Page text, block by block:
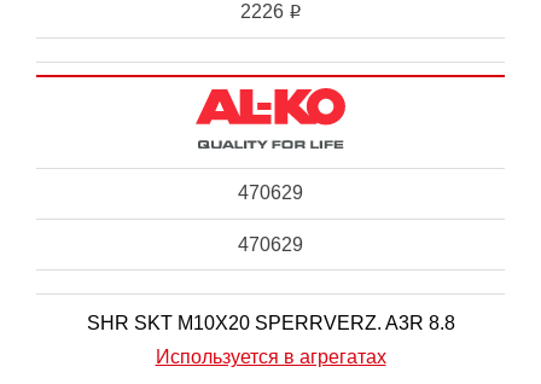
2226 i
470629
470629
SHR SKT M10X20 SPERRVERZ. A3R 8.8
Используется в агрегатах